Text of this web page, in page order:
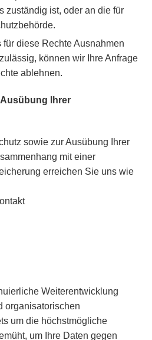
zuständig ist, oder an die für
diese Rechte Ausnahmen
können wir Ihre Anfrage
ablehnen.
Ihrer
sowie zur Ausübung Ihrer
mit einer
erreichen Sie uns wie
Weiterentwicklung
organisatorischen
um die höchstmögliche
um Ihre Daten gegen